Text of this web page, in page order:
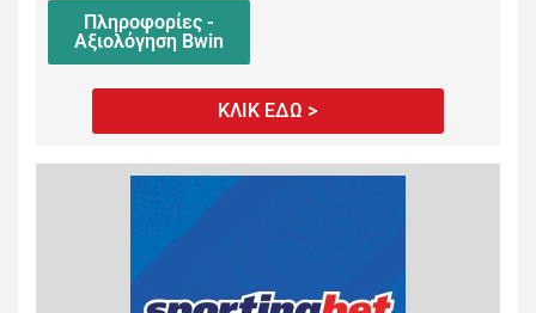
Πληροφορίες -
Αξιολόγηση Bwin
ΚΛΙΚ ΕΔΩ >